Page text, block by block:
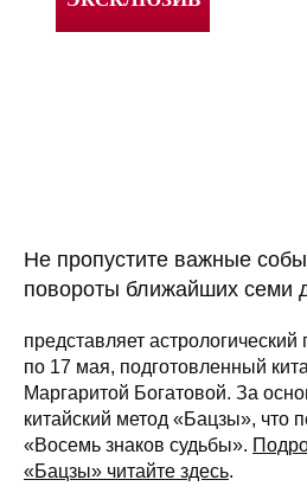
Не пропустите важные
повороты ближайших семи
представляет
по 17 мая, подготовленный
Маргаритой Богатовой. За
китайский метод «Бацзы», что
«Восемь знаков судьбы».
«Бацзы» читайте здесь.